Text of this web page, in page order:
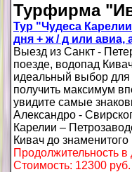
Турфирма
Тур "Чудеса
дня + ж / д или авиа,
Выезд из Санкт -
поезде, водопад
идеальный выбор для
получить максимум
увидите самые
Александро -
Карелии –
Кивач до
Продолжительность в
Стоимость: 12300